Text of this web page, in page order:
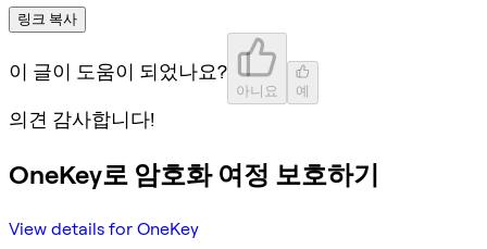
링크 복사
이 글이 도움이 되었나요?
아니요 예
의견 감사합니다!
OneKey로 암호화 여정 보호하기
View details for OneKey